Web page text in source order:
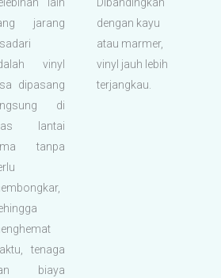
lain
jarang
vinyl
dipasang
di
lantai
tanpa
tenaga
biaya
Dibandingkan
dengan kayu
atau marmer,
vinyl jauh lebih
terjangkau.